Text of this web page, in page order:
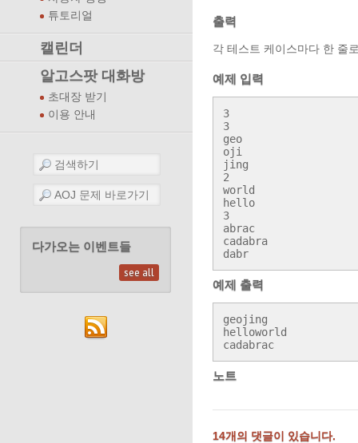
튜토리얼
캘린더
알고스팟 대화방
초대장 받기
이용 안내
다가오는 이벤트들
see all
출력
각 테스트 케이스마다 한 줄
예제 입력
3
3
geo
oji
jing
2
world
hello
3
abrac
cadabra
dabr
예제 출력
geojing
helloworld
cadabrac
노트
14개의 댓글이 있습니다.